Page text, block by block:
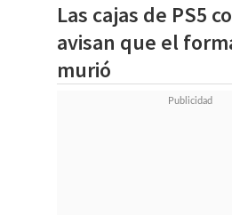
Las cajas de PS5
avisan que el
murió